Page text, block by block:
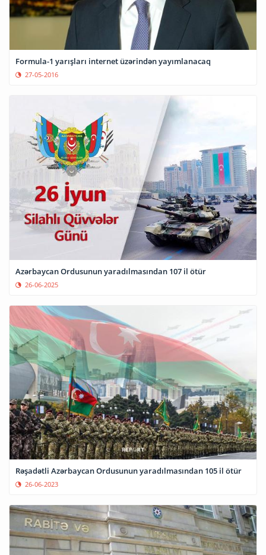
Formula-1 yarışları internet üzərindən yayımlanacaq
27-05-2016
Azərbaycan Ordusunun yaradılmasından 107 il ötür
26-06-2025
Rəşadətli Azərbaycan Ordusunun yaradılmasından 105 il ötür
26-06-2023